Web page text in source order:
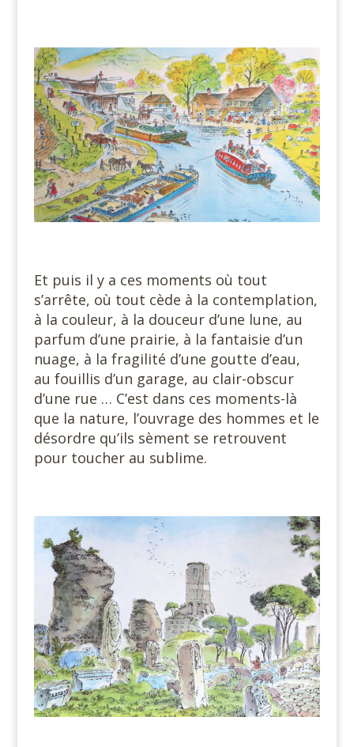
Et puis il y a ces moments où tout
s’arrête, où tout cède à la contemplation,
à la couleur, à la douceur d’une lune, au
parfum d’une prairie, à la fantaisie d’un
nuage, à la fragilité d’une goutte d’eau,
au fouillis d’un garage, au clair-obscur
d’une rue … C’est dans ces moments-là
que la nature, l’ouvrage des hommes et le
désordre qu’ils sèment se retrouvent
pour toucher au sublime.